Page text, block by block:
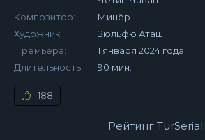
Композитор:
Минёр
Художник:
Зюльфю Аташ
Премьера:
1 января 2024 года
Длительность:
90 мин.
188
Рейтинг TurSerial: